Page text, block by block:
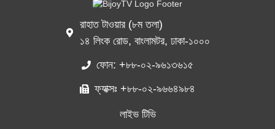
রাহাত টাওয়ার (৮ম তলা)
১৪ লিংক রোড, বাংলামটর, ঢাকা-১০০০
ফোন: +৮৮-০২-৯৬১৩৬১৫
ফ্যাক্সঃ +৮৮-০২-৯৬৬৪৯৮৪
লাইভ টিভি